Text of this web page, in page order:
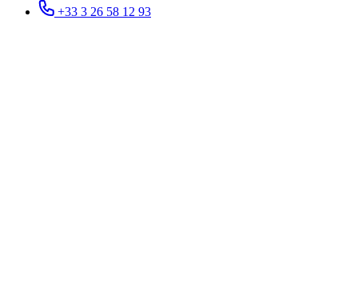
+33 3 26 58 12 93